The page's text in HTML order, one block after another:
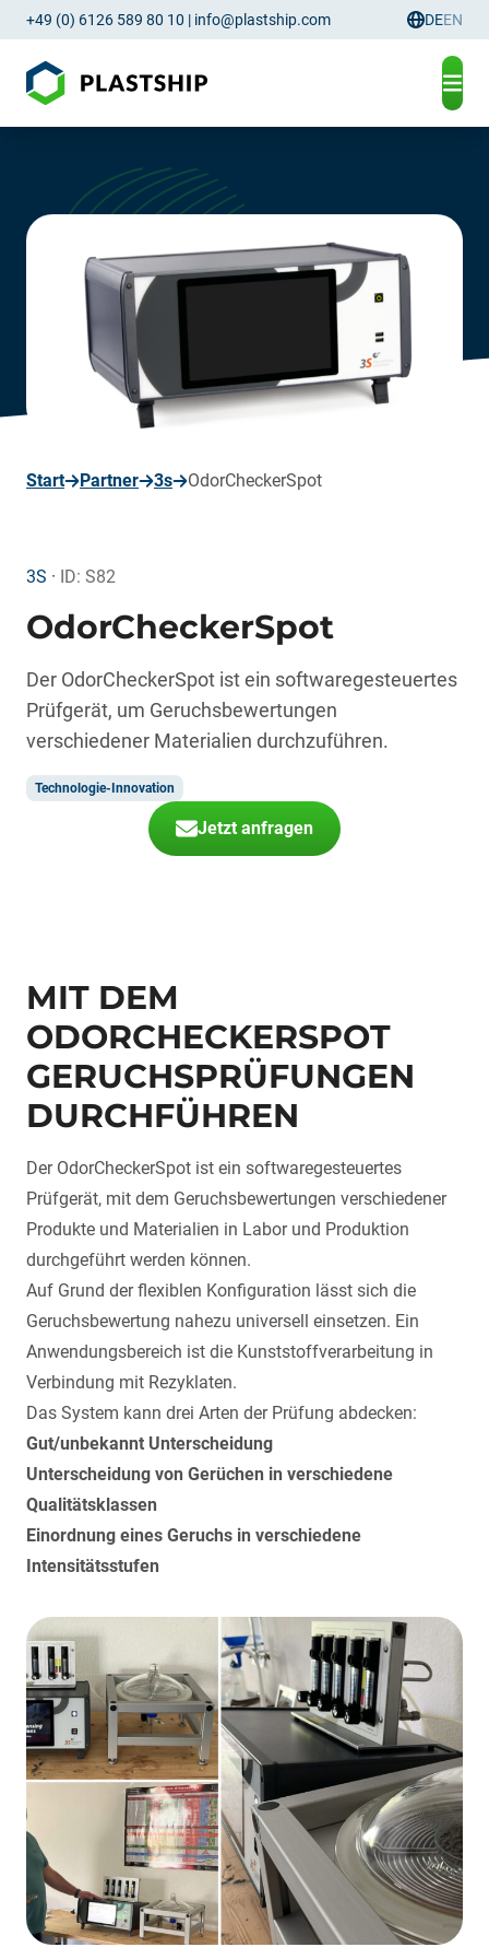
+49 (0) 6126 589 80 10 | info@plastship.com DEEN
StartseitePartner 3s OdorCheckerSpot
3S · ID: S82
OdorCheckerSpot
Der OdorCheckerSpot ist ein softwaregesteuertes
Prüfgerät, um Geruchsbewertungen
verschiedener Materialien durchzuführen.
Technologie-Innovation
Jetzt anfragen
MIT DEM
ODORCHECKERSPOT
GERUCHSPRÜFUNGEN
DURCHFÜHREN
Der OdorCheckerSpot ist ein softwaregesteuertes
Prüfgerät, mit dem Geruchsbewertungen verschiedener
Produkte und Materialien in Labor und Produktion
durchgeführt werden können.
Auf Grund der flexiblen Konfiguration lässt sich die
Geruchsbewertung nahezu universell einsetzen. Ein
Anwendungsbereich ist die Kunststoffverarbeitung in
Verbindung mit Rezyklaten.
Das System kann drei Arten der Prüfung abdecken:
Gut/unbekannt Unterscheidung
Unterscheidung von Gerüchen in verschiedene
Qualitätsklassen
Einordnung eines Geruchs in verschiedene
Intensitätsstufen